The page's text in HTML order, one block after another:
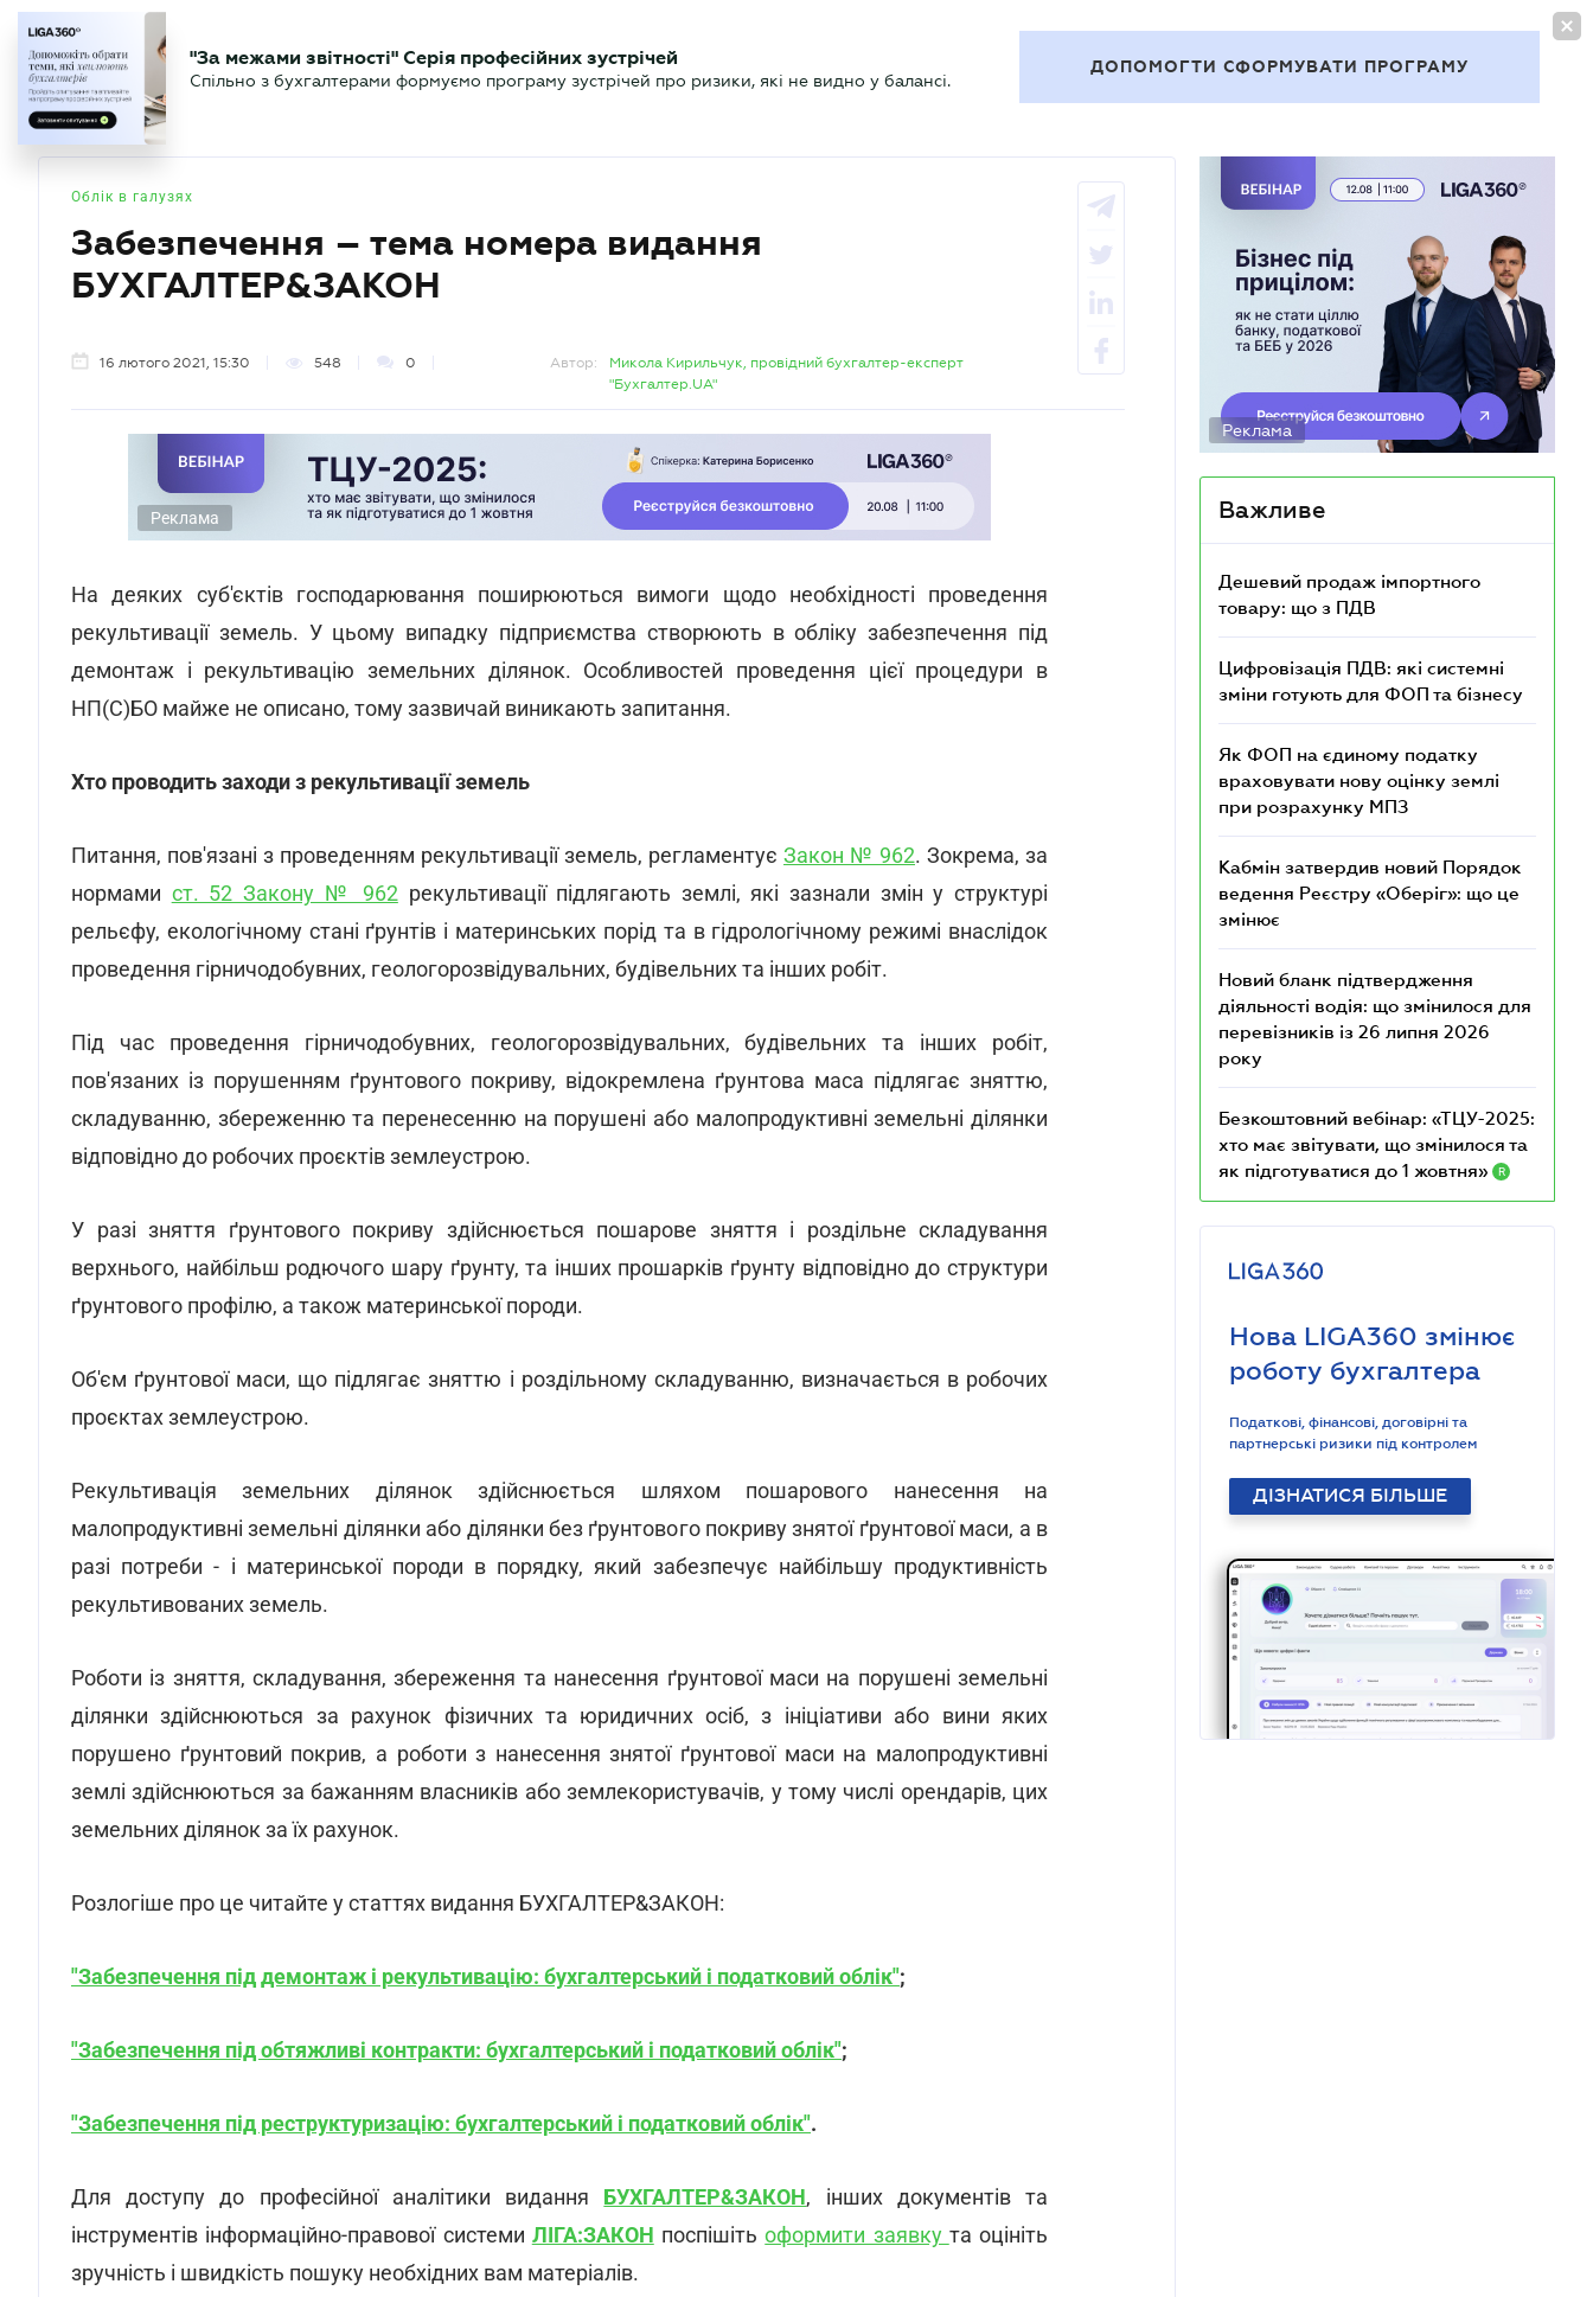
БУХГАЛТЕР Новини Аналітика Календар Актуально
"За межами звітності" Серія професійних зустрічей
Спільно з бухгалтерами формуємо програму зустрічей про ризики, які не видно у балансі.
ДОПОМОГТИ СФОРМУВАТИ ПРОГРАМУ
Облік в галузях
Забезпечення – тема номера видання
БУХГАЛТЕР&ЗАКОН
16 лютого 2021, 15:30 548 0 Автор:
Микола Кирильчук, провідний бухгалтер-експерт
"Бухгалтер.UA"
Реклама
На деяких суб'єктів господарювання поширюються вимоги щодо необхідності проведення
рекультивації земель. У цьому випадку підприємства створюють в обліку забезпечення під
демонтаж і рекультивацію земельних ділянок. Особливостей проведення цієї процедури в
НП(С)БО майже не описано, тому зазвичай виникають запитання.
Хто проводить заходи з рекультивації земель
Питання, пов'язані з проведенням рекультивації земель, регламентує Закон № 962. Зокрема, за
нормами ст. 52 Закону № 962рекультивації підлягають землі, які зазнали змін у структурі
рельєфу, екологічному стані ґрунтів і материнських порід та в гідрологічному режимі внаслідок
проведення гірничодобувних, геологорозвідувальних, будівельних та інших робіт.
Під час проведення гірничодобувних, геологорозвідувальних, будівельних та інших робіт,
пов'язаних із порушенням ґрунтового покриву, відокремлена ґрунтова маса підлягає зняттю,
складуванню, збереженню та перенесенню на порушені або малопродуктивні земельні ділянки
відповідно до робочих проєктів землеустрою.
У разі зняття ґрунтового покриву здійснюється пошарове зняття і роздільне складування
верхнього, найбільш родючого шару ґрунту, та інших прошарків ґрунту відповідно до структури
ґрунтового профілю, а також материнської породи.
Об'єм ґрунтової маси, що підлягає зняттю і роздільному складуванню, визначається в робочих
проєктах землеустрою.
Рекультивація земельних ділянок здійснюється шляхом пошарового нанесення на
малопродуктивні земельні ділянки або ділянки без ґрунтового покриву знятої ґрунтової маси, а в
разі потреби - і материнської породи в порядку, який забезпечує найбільшу продуктивність
рекультивованих земель.
Роботи із зняття, складування, збереження та нанесення ґрунтової маси на порушені земельні
ділянки здійснюються за рахунок фізичних та юридичних осіб, з ініціативи або вини яких
порушено ґрунтовий покрив, а роботи з нанесення знятої ґрунтової маси на малопродуктивні
землі здійснюються за бажанням власників або землекористувачів, у тому числі орендарів, цих
земельних ділянок за їх рахунок.
Розлогіше про це читайте у статтях видання БУХГАЛТЕР&ЗАКОН:
"Забезпечення під демонтаж і рекультивацію: бухгалтерський і податковий облік";
"Забезпечення під обтяжливі контракти: бухгалтерський і податковий облік";
"Забезпечення під реструктуризацію: бухгалтерський і податковий облік".
Для доступу до професійної аналітики видання БУХГАЛТЕР&ЗАКОН, інших документів та
інструментів інформаційно-правової системи ЛІГА:ЗАКОН поспішітьоформити заявку та оцініть
зручність і швидкість пошуку необхідних вам матеріалів.
Реклама
Важливе
Дешевий продаж імпортного
товару: що з ПДВ
Цифровізація ПДВ: які системні
зміни готують для ФОП та бізнесу
Як ФОП на єдиному податку
враховувати нову оцінку землі
при розрахунку МПЗ
Кабмін затвердив новий Порядок
ведення Реєстру «Оберіг»: що це
змінює
Новий бланк підтвердження
діяльності водія: що змінилося для
перевізників із 26 липня 2026
року
Безкоштовний вебінар: «ТЦУ-2025:
хто має звітувати, що змінилося та
як підготуватися до 1 жовтня»
R
Нова LIGA360 змінює
роботу бухгалтера
Податкові, фінансові, договірні та
партнерські ризики під контролем
ДІЗНАТИСЯ БІЛЬШЕ